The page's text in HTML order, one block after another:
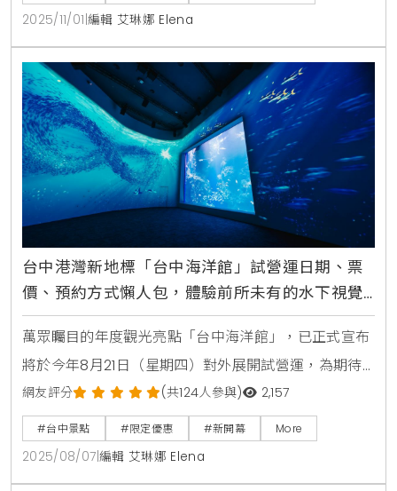
2025/11/01 編輯 艾琳娜 Elena
台中港灣新地標「台中海洋館」試營運日期、票
價、預約方式懶人包，體驗前所未有的水下視覺
饗宴與感動
萬眾矚目的年度觀光亮點「台中海洋館」，已正式宣布
將於今年8月21日（星期四）對外展開試營運，為期待
已久的民眾開啟一扇通往神秘海洋世界的大門。關鍵的
門票預購活動，也確定將於8月8日（星期五）上午8點
8分準時啟動，預期將引爆一波搶購熱潮。館方表示，
為了確保每一位遊客都能擁有最舒適且高品質的參觀體
網友評分 (共124人參與) 2,157
#台中景點 #限定優惠 #新開幕 More
2025/08/07 編輯 艾琳娜 Elena